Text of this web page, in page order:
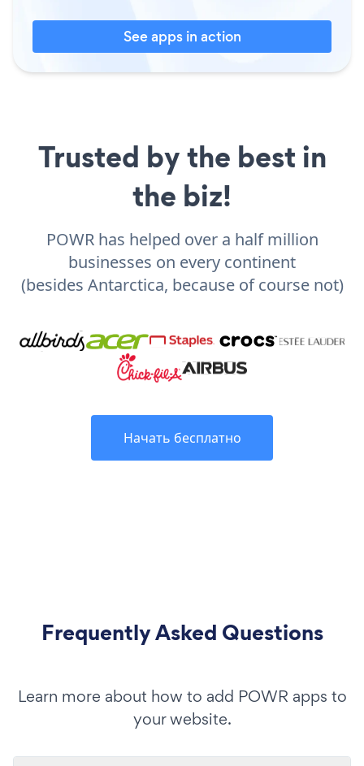
See apps in action
Trusted by the best in
the biz!
POWR has helped over a half million
businesses on every continent
(besides Antarctica, because of course not)
Начать бесплатно
Frequently Asked Questions
Learn more about how to add POWR apps to
your website.